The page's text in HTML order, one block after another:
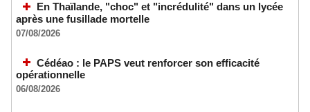
En Thaïlande, "choc" et "incrédulité" dans un lycée
après une fusillade mortelle
07/08/2026
Cédéao : le PAPS veut renforcer son efficacité
opérationnelle
06/08/2026